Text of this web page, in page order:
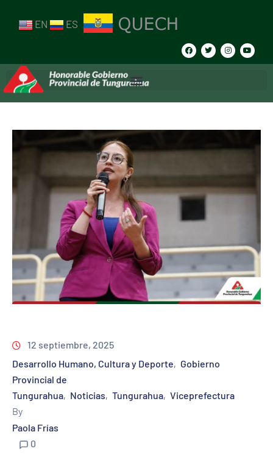
EN ES
12 septiembre, 2025
Desarrollo Humano, Cultura y Deporte‚ Gobierno
Provincial de
Tungurahua‚ Noticias‚ Tungurahua‚ Viceprefectura
By
Paola Frías
0